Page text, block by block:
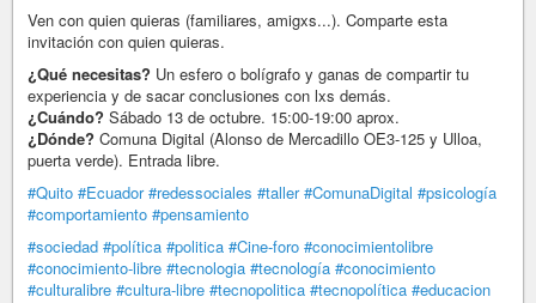
Ven con quien quieras (familiares, amigxs...). Comparte esta
invitación con quien quieras.
¿Qué necesitas? Un esfero o bolígrafo y ganas de compartir tu
experiencia y de sacar conclusiones con lxs demás.
¿Cuándo? Sábado 13 de octubre. 15:00-19:00 aprox.
¿Dónde? Comuna Digital (Alonso de Mercadillo OE3-125 y Ulloa,
puerta verde). Entrada libre.
#Quito #Ecuador #redessociales #taller #ComunaDigital #psicología
#comportamiento #pensamiento
#sociedad #política #politica #Cine-foro #conocimientolibre
#conocimiento-libre #tecnologia #tecnología #conocimiento
#culturalibre #cultura-libre #tecnopolitica #tecnopolítica #educacion